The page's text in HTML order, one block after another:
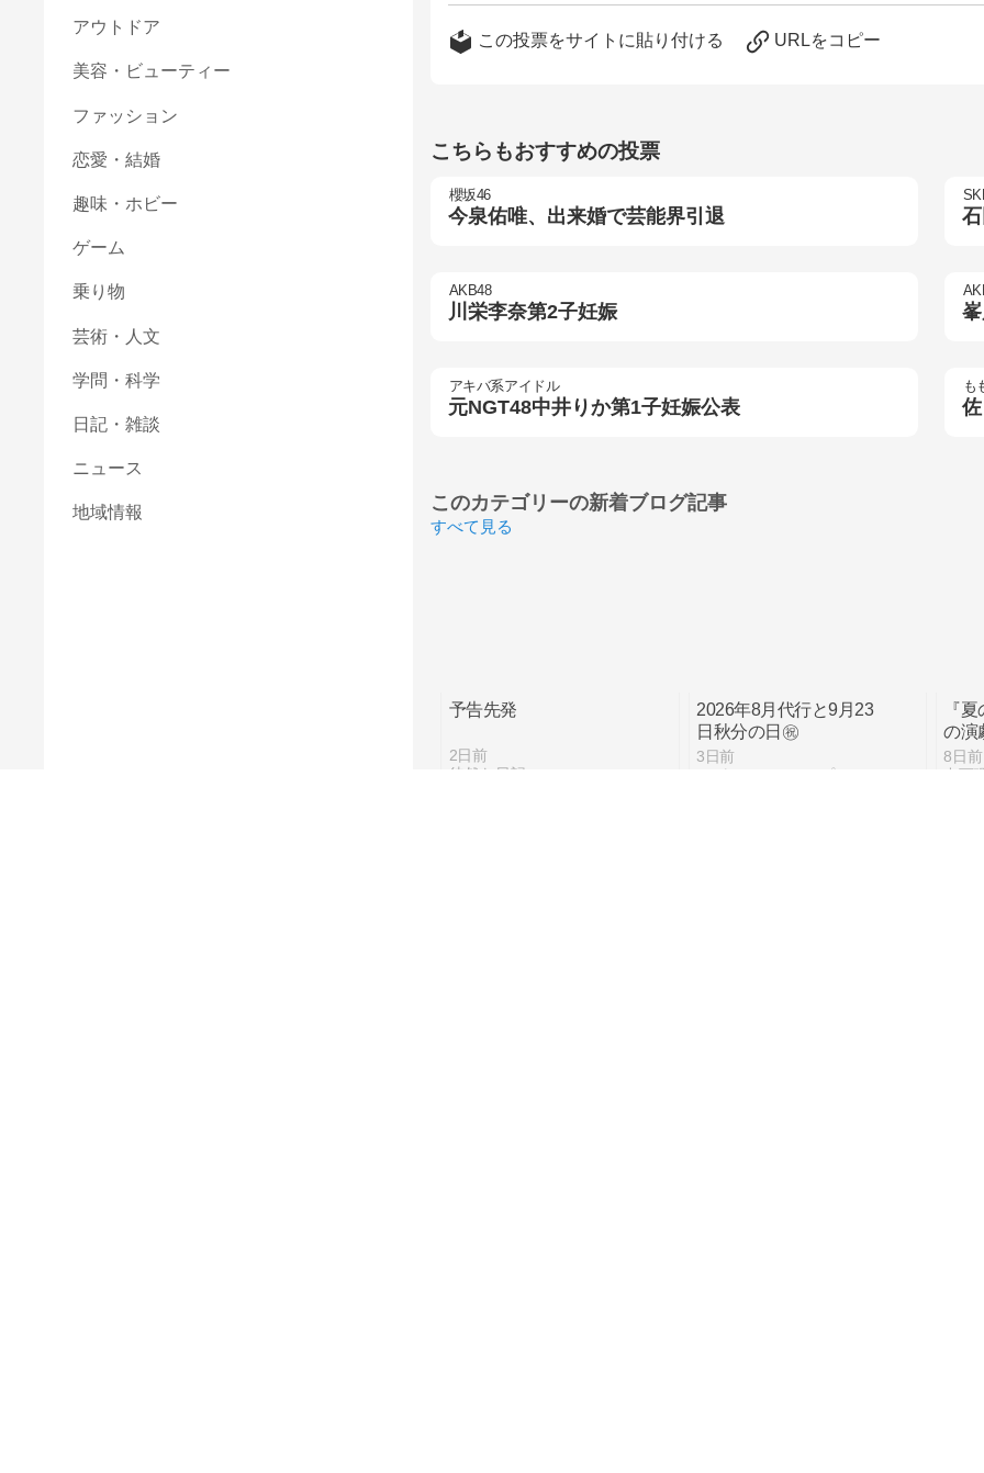
この投票をサイトに貼り付ける URLをコピー
こちらもおすすめの投票
櫻坂46
今泉佑唯、出来婚で芸能界引退
AKB48
川栄李奈第2子妊娠
アキバ系アイドル
元NGT48中井りか第1子妊娠公表
も
このカテゴリーの新着ブログ記事
すべて見る
予告先発
2日前
徒然な日記
2026年8月代行と9月23
日秋分の日㊗️
3日前
『
の演
ジェ
育
8日前
アウトドア
美容・ビューティー
ファッション
恋愛・結婚
趣味・ホビー
ゲーム
乗り物
芸術・人文
学問・科学
日記・雑談
ニュース
地域情報